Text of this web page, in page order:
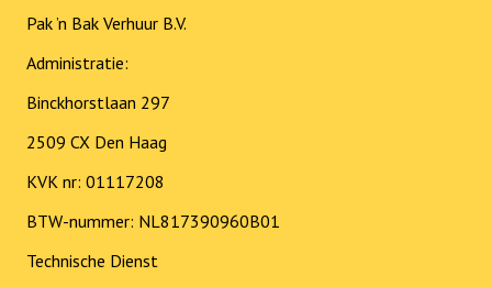
Pak ’n Bak Verhuur B.V.
Administratie:
Binckhorstlaan 297
2509 CX Den Haag
KVK nr: 01117208
BTW-nummer: NL817390960B01
Technische Dienst